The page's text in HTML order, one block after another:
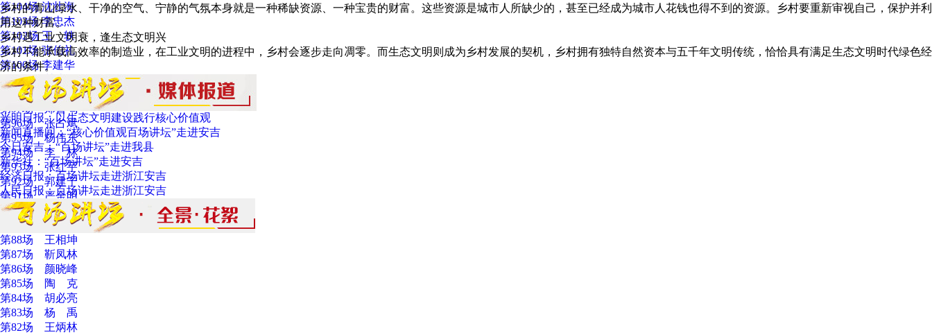
第104场 沈壮海
第103场 李忠杰
第102场 王 轶
第101场 张伯礼
第100场 李建华
第99场 韩喜平
第98场 陈曙光
第97场 郑晋鸣
第96场 张占斌
第95场 杨伟东
第94场 李 林
第93场 张红宇
第92场 郭建宁
第91场 严金明
第90场 徐 斌
第89场 王向明
第88场 王相坤
第87场 靳凤林
第86场 颜晓峰
第85场 陶 克
第84场 胡必亮
第83场 杨 禹
第82场 王炳林
乡村的青山绿水、干净的空气、宁静的气氛本身就是一种稀缺资源、一种宝贵的财富。这些资源是城市人所缺少的，甚至已经成为城市人花钱也得不到的资源。乡村要重新审视自己，保护并利
用这种财富。
乡村遇工业文明衰，逢生态文明兴
乡村不能承载高效率的制造业，在工业文明的进程中，乡村会逐步走向凋零。而生态文明则成为乡村发展的契机，乡村拥有独特自然资本与五千年文明传统，恰恰具有满足生态文明时代绿色经
济的条件。
光明日报：以生态文明建设践行核心价值观
新闻直播间：“核心价值观百场讲坛”走进安吉
今日安吉：“百场讲坛”走进我县
新华社：“百场讲坛”走进安吉
经济日报：百场讲坛走进浙江安吉
人民日报：百场讲坛走进浙江安吉